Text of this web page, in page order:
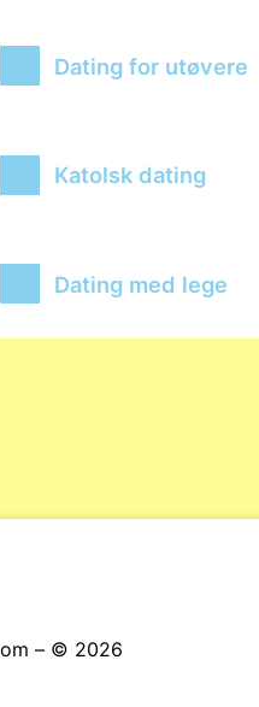
Dating for utøvere
Katolsk dating
Dating med lege
– © 2026